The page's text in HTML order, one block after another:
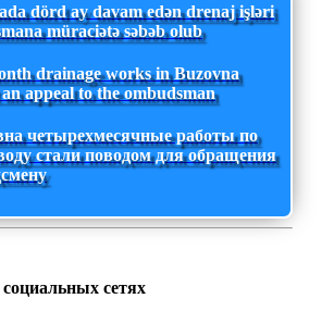
dörd ay davam edən drenaj işləri
müraciətə səbəb olub
drainage works in Buzovna
appeal to the ombudsman
четырехмесячные работы по
стали поводом для обращения
сетях